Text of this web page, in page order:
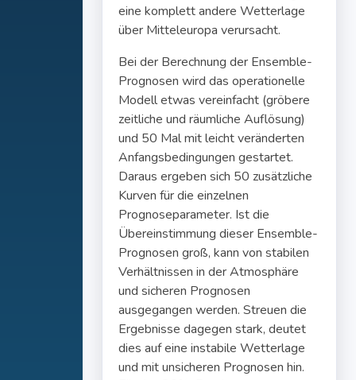
eine komplett andere Wetterlage
über Mitteleuropa verursacht.
Bei der Berechnung der Ensemble-
Prognosen wird das operationelle
Modell etwas vereinfacht (gröbere
zeitliche und räumliche Auflösung)
und 50 Mal mit leicht veränderten
Anfangsbedingungen gestartet.
Daraus ergeben sich 50 zusätzliche
Kurven für die einzelnen
Prognoseparameter. Ist die
Übereinstimmung dieser Ensemble-
Prognosen groß, kann von stabilen
Verhältnissen in der Atmosphäre
und sicheren Prognosen
ausgegangen werden. Streuen die
Ergebnisse dagegen stark, deutet
dies auf eine instabile Wetterlage
und mit unsicheren Prognosen hin.